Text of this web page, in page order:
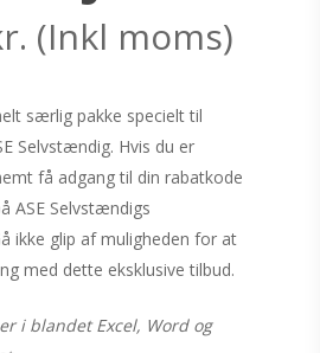
(Inkl moms)
særlig pakke specielt til
Selvstændig. Hvis du er
få adgang til din rabatkode
ASE Selvstændigs
ikke glip af muligheden for at
med dette eksklusive tilbud.
i blandet Excel, Word og